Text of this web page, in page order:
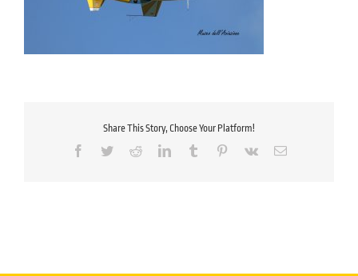
Share This Story, Choose Your Platform!
Facebook
TwitterRedditLinkedInTumblr Pinterest
Vk Email